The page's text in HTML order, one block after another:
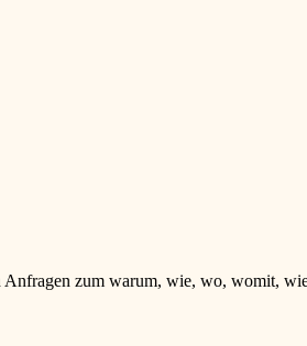
Anfragen zum warum, wie, wo, womit,